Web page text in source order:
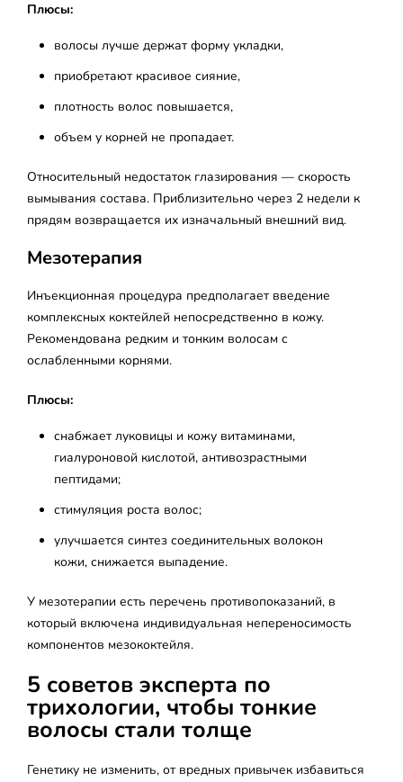
Плюсы:
волосы лучше держат форму укладки,
приобретают красивое сияние,
плотность волос повышается,
объем у корней не пропадает.
Относительный недостаток глазирования — скорость
вымывания состава. Приблизительно через 2 недели к
прядям возвращается их изначальный внешний вид.
Мезотерапия
Инъекционная процедура предполагает введение
комплексных коктейлей непосредственно в кожу.
Рекомендована редким и тонким волосам с
ослабленными корнями.
Плюсы:
снабжает луковицы и кожу витаминами,
гиалуроновой кислотой, антивозрастными
пептидами;
стимуляция роста волос;
улучшается синтез соединительных волокон
кожи, снижается выпадение.
У мезотерапии есть перечень противопоказаний, в
который включена индивидуальная непереносимость
компонентов мезококтейля.
5 советов эксперта по
трихологии, чтобы тонкие
волосы стали толще
Генетику не изменить, от вредных привычек избавиться